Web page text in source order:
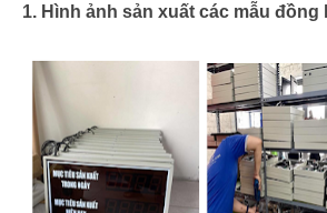
1. Hình ảnh sản xuất các mẫu đồng